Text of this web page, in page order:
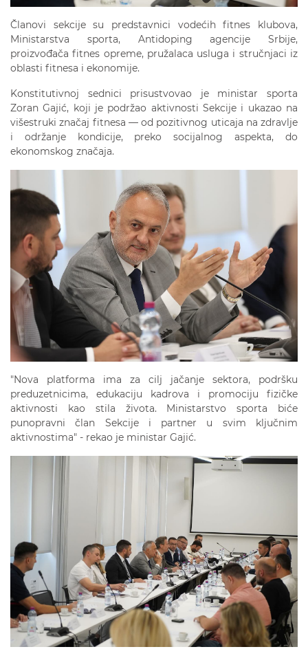
Članovi sekcije su predstavnici vodećih fitnes klubova,
Ministarstva sporta, Antidoping agencije Srbije,
proizvođača fitnes opreme, pružalaca usluga i stručnjaci iz
oblasti fitnesa i ekonomije.
Konstitutivnoj sednici prisustvovao je ministar sporta
Zoran Gajić, koji je podržao aktivnosti Sekcije i ukazao na
višestruki značaj fitnesa — od pozitivnog uticaja na zdravlje
i održanje kondicije, preko socijalnog aspekta, do
ekonomskog značaja.
"Nova platforma ima za cilj jačanje sektora, podršku
preduzetnicima, edukaciju kadrova i promociju fizičke
aktivnosti kao stila života. Ministarstvo sporta biće
punopravni član Sekcije i partner u svim ključnim
aktivnostima" - rekao je ministar Gajić.